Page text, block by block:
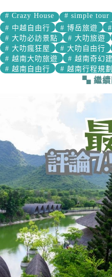
# Crazy House # simple tour
# 中越自由行 # 博岳旅遊 #
# 大叻必訪景點 # 大叻旅遊
# 大叻瘋狂屋 # 大叻自由行
# 越南大叻旅遊 # 越南奇幻
# 越南自由行 # 越南行程規劃
繼